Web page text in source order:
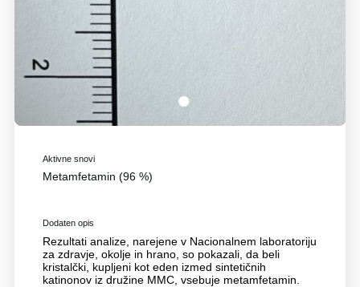
1
Aktivne snovi
Metamfetamin (96 %)
Dodaten opis
Rezultati analize, narejene v Nacionalnem laboratoriju
za zdravje, okolje in hrano, so pokazali, da beli
kristalčki, kupljeni kot eden izmed sintetičnih
katinonov iz družine MMC, vsebuje metamfetamin.